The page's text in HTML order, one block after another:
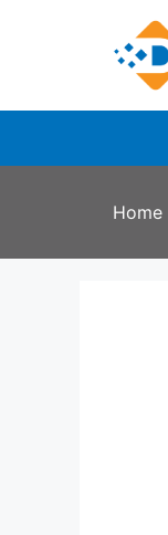
Home